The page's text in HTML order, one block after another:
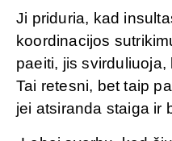
Ji priduria, kad
koordinacijos
paeiti, jis svirduliuoja,
Tai retesni, bet taip
jei atsiranda staiga ir